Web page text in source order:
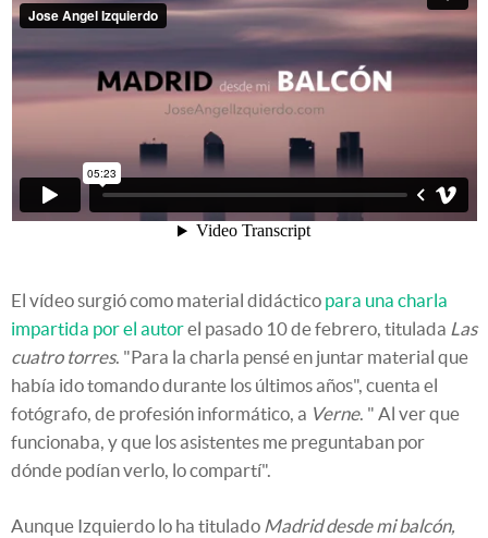
El vídeo surgió como material didáctico para una charla
impartida por el autorel pasado 10 de febrero, titulada Las
cuatro torres. "Para la charla pensé en juntar material que
había ido tomando durante los últimos años", cuenta el
fotógrafo, de profesión informático, a Verne. " Al ver que
funcionaba, y que los asistentes me preguntaban por
dónde podían verlo, lo compartí".
Aunque Izquierdo lo ha titulado Madrid desde mi balcón,